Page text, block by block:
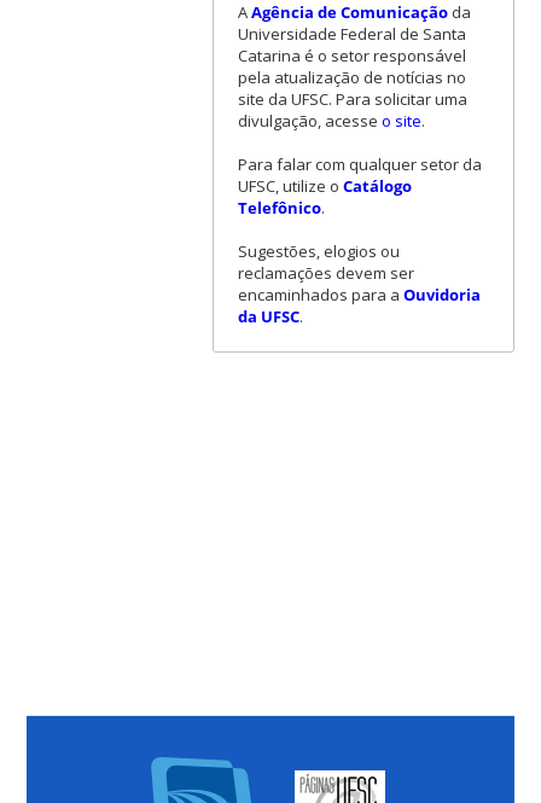
AAgência de Comunicaçãoda
Universidade Federal de Santa
Catarina é o setor responsável
pela atualização de notícias no
site da UFSC. Para solicitar uma
divulgação, acesse o site.
Para falar com qualquer setor da
UFSC, utilize o Catálogo
Telefônico.
Sugestões, elogios ou
reclamações devem ser
encaminhados para a Ouvidoria
da UFSC.